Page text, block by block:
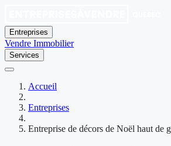
Entreprises
Vendre Immobilier
Services
Accueil
Entreprises
Entreprise de décors de Noël haut de